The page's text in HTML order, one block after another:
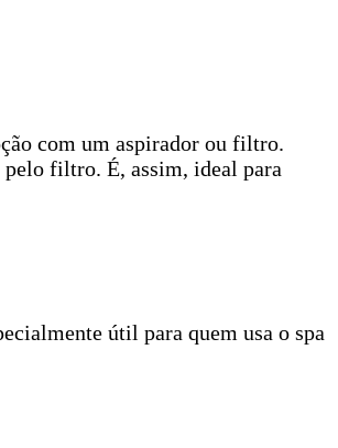
com um aspirador ou filtro.
pelo filtro. É, assim, ideal para
útil para quem usa o spa